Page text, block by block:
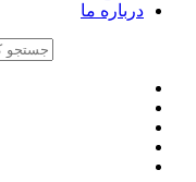
درباره ما